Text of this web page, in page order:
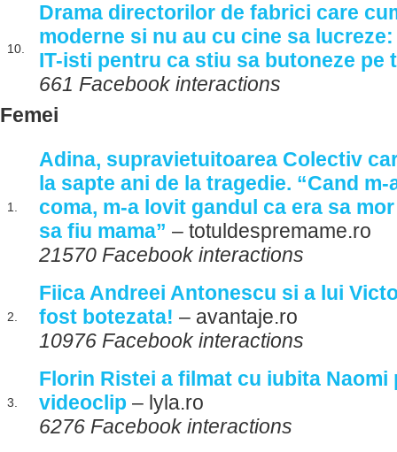
10.
Drama directorilor de fabrici care
moderne si nu au cu cine sa
IT-isti pentru ca stiu sa butoneze pe
661 Facebook interactions
Femei
1.
Adina, supravietuitoarea Colectiv
la sapte ani de la tragedie. “Cand
coma, m-a lovit gandul ca era sa
sa fiu mama” – totuldespremame.ro
21570 Facebook interactions
2.
Fiica Andreei Antonescu si a lui
fost botezata! – avantaje.ro
10976 Facebook interactions
3.
Florin Ristei a filmat cu iubita Naomi
videoclip – lyla.ro
6276 Facebook interactions